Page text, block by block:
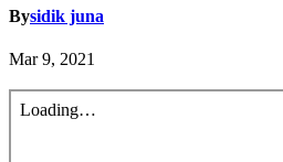
Bysidik juna
Mar 9, 2021